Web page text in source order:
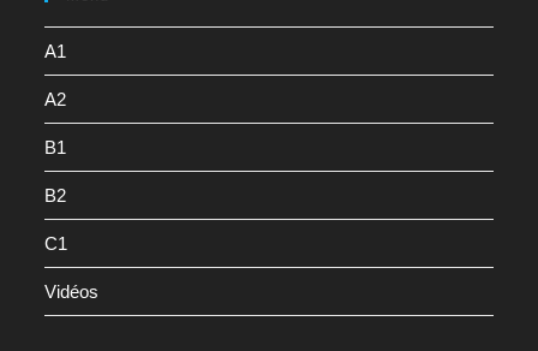
A1
A2
B1
B2
C1
Vidéos